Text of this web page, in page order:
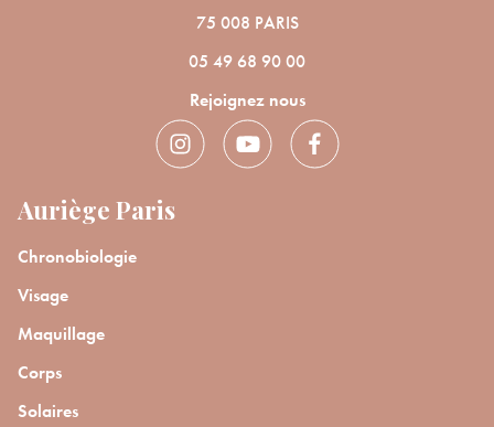
75 008 PARIS
05 49 68 90 00
Rejoignez nous
Auriège Paris
Chronobiologie
Visage
Maquillage
Corps
Solaires